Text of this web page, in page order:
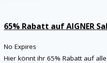
65% Rabatt auf AIGNER
No Expires
Hier könnt ihr 65% Rabatt auf